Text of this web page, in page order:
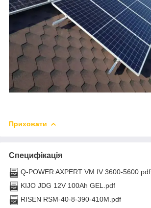
Приховати
Специфікація
Q-POWER AXPERT VM IV 3600-5600.pdf
KIJO JDG 12V 100Ah GEL.pdf
RISEN RSM-40-8-390-410M.pdf